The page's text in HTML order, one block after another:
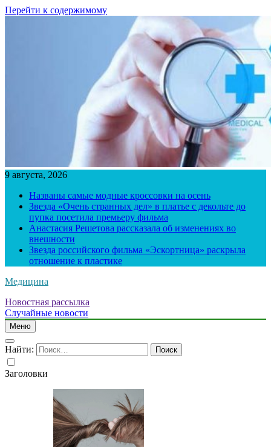
Перейти к содержимому
9 августа, 2026
Названы самые модные кроссовки на осень
Звезда «Очень странных дел» в платье с декольте до
пупка посетила премьеру фильма
Анастасия Решетова рассказала об изменениях во
внешности
Звезда российского фильма «Эскортница» раскрыла
отношение к пластике
Медицина
Новостная рассылка
Случайные новости
Меню
Найти:
Заголовки